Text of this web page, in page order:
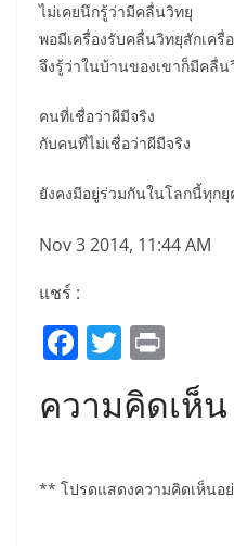
ไม่เคยนึกรู้ว่ามีคลื่นวิทยุ
พอมีเครื่องรับคลื่นวิทยุสักเครื่
จึงรู้ว่าในบ้านของเขาก็มีคลื่
คนที่เชื่อว่าผีมีจริง
กับคนที่ไม่เชื่อว่าผีมีจริง
ยังคงมีอยู่ร่วมกันในโลกนี้ทุก
Nov 3 2014, 11:44 AM
แชร์ :
F
c
b
T
w
itt
in
t
ความคิดเห็น
** โปรดแสดงความคิดเห็นอ